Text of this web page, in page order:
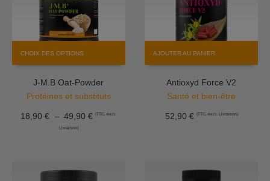
CHOIX DES OPTIONS
produit
plusieurs
variations.
options
J-M.B Oat-Powder
Protéines et substituts
18,90€ – 49,90€Plage
49,90 €
(TTC, excl.
Livraison)
AJOUTER AU PANIER
Antioxyd Force V2
Santé et bien-être
52,90 € (TTC, excl. Livraison)